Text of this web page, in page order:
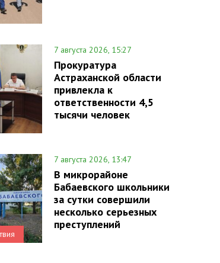
7 августа 2026, 15:27
Прокуратура
Астраханской области
привлекла к
ответственности 4,5
тысячи человек
7 августа 2026, 13:47
В микрорайоне
Бабаевского школьники
за сутки совершили
несколько серьезных
преступлений